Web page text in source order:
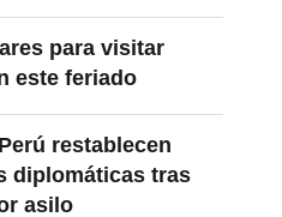
para visitar
este feriado
restablecen
diplomáticas tras
asilo